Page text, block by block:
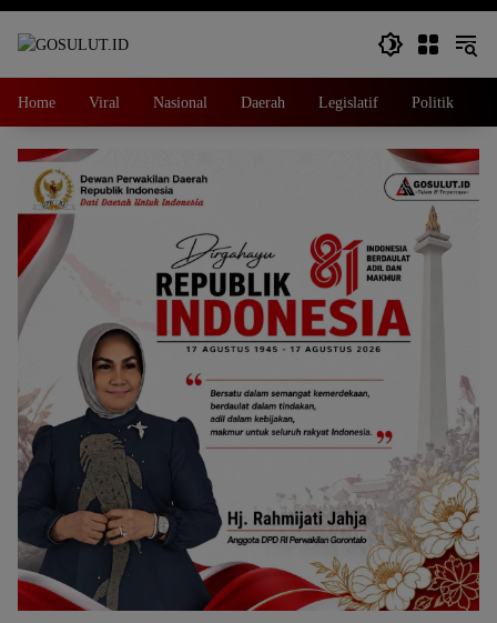
Home Viral Nasional Daerah Legislatif Politik